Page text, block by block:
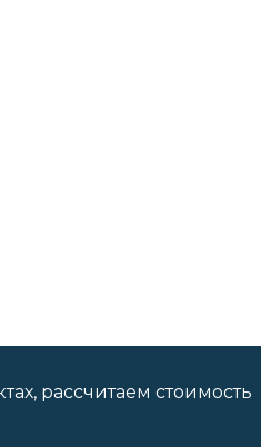
рассчитаем стоимость